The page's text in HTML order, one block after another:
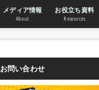
メディア情報
About
お役立ち資料
Resources
お問い合わせ